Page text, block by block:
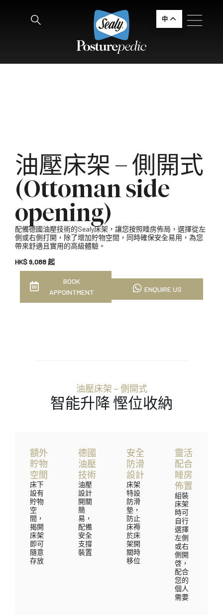
中
油壓床架 – 側開式
(Ottoman side
opening)
配備德國油壓技術的Sealy床架，讓您按照睡房佈局，選擇從左
側或右側打開，除了增加貯物空間，同時確保安全易用，為您
帶來舒適且實用的高級體驗。
HK$ 9,088 起
BOOK
APPOINTMENT
ENQUIRE US
油壓床架 – 側開式
智能升降 慳位收納
額外
貯物
空間
床下
設有
貯物
空
間，
揭開
床架
即可
隨意
存放
德國
油壓
技術
油壓
設計
開關
簡
易，
配備
安全
支撐
裝置
安全
防滑
設計
床架
特設
防滑
墊，
防止
床褥
於床
架開
關時
移位
靈活
配合
睡房
佈置
組裝
床架
時可
自行
選擇
左側
或右
側開
啓，
配合
您的
個人
需要